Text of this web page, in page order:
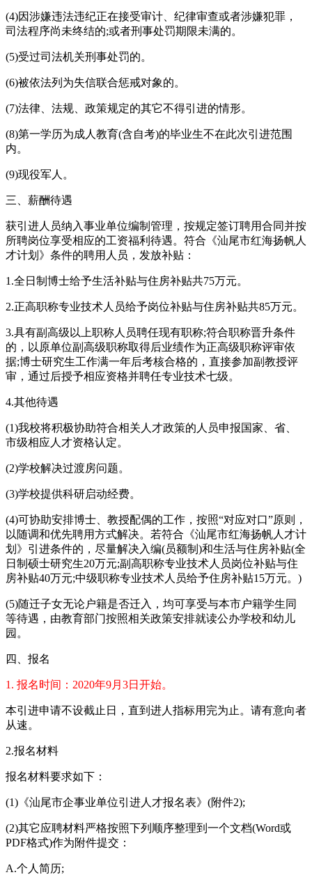
(4)因涉嫌违法违纪正在接受审计、纪律审查或者涉嫌犯罪，
司法程序尚未终结的;或者刑事处罚期限未满的。
(5)受过司法机关刑事处罚的。
(6)被依法列为失信联合惩戒对象的。
(7)法律、法规、政策规定的其它不得引进的情形。
(8)第一学历为成人教育(含自考)的毕业生不在此次引进范围
内。
(9)现役军人。
三、薪酬待遇
获引进人员纳入事业单位编制管理，按规定签订聘用合同并按
所聘岗位享受相应的工资福利待遇。符合《汕尾市红海扬帆人
才计划》条件的聘用人员，发放补贴：
1.全日制博士给予生活补贴与住房补贴共75万元。
2.正高职称专业技术人员给予岗位补贴与住房补贴共85万元。
3.具有副高级以上职称人员聘任现有职称;符合职称晋升条件
的，以原单位副高级职称取得后业绩作为正高级职称评审依
据;博士研究生工作满一年后考核合格的，直接参加副教授评
审，通过后授予相应资格并聘任专业技术七级。
4.其他待遇
(1)我校将积极协助符合相关人才政策的人员申报国家、省、
市级相应人才资格认定。
(2)学校解决过渡房问题。
(3)学校提供科研启动经费。
(4)可协助安排博士、教授配偶的工作，按照“对应对口”原则，
以随调和优先聘用方式解决。若符合《汕尾市红海扬帆人才计
划》引进条件的，尽量解决入编(员额制)和生活与住房补贴(全
日制硕士研究生20万元;副高职称专业技术人员岗位补贴与住
房补贴40万元;中级职称专业技术人员给予住房补贴15万元。)
(5)随迁子女无论户籍是否迁入，均可享受与本市户籍学生同
等待遇，由教育部门按照相关政策安排就读公办学校和幼儿
园。
四、报名
1. 报名时间：2020年9月3日开始。
本引进申请不设截止日，直到进人指标用完为止。请有意向者
从速。
2.报名材料
报名材料要求如下：
(1)《汕尾市企事业单位引进人才报名表》(附件2);
(2)其它应聘材料严格按照下列顺序整理到一个文档(Word或
PDF格式)作为附件提交：
A.个人简历;